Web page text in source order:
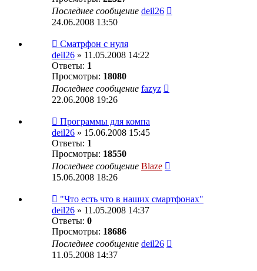
Последнее сообщение deil26
24.06.2008 13:50
Сматрфон с нуля
deil26 » 11.05.2008 14:22
Ответы: 1
Просмотры: 18080
Последнее сообщение fazyz
22.06.2008 19:26
Программы для компа
deil26 » 15.06.2008 15:45
Ответы: 1
Просмотры: 18550
Последнее сообщение Blaze
15.06.2008 18:26
"Что есть что в наших смартфонах"
deil26 » 11.05.2008 14:37
Ответы: 0
Просмотры: 18686
Последнее сообщение deil26
11.05.2008 14:37